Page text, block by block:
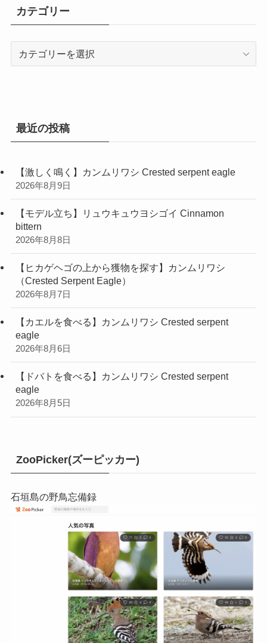
ブ
カテゴリー
最近の投稿
【激しく鳴く】カンムリワシ Crested serpent eagle
2026年8月9日
【モデル立ち】リュウキュウヨシゴイ Cinnamon
bittern
2026年8月8日
【ヒカゲヘゴの上から獲物を探す】カンムリワシ
（Crested Serpent Eagle）
2026年8月7日
【カエルを食べる】カンムリワシ Crested serpent
eagle
2026年8月6日
【ドバトを食べる】カンムリワシ Crested serpent
eagle
2026年8月5日
ZooPicker(ズーピッカー)
石垣島の野鳥忘備録